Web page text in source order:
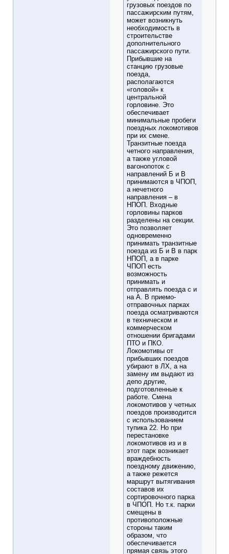
грузовых поездов по
пассажирским путям,
может возникнуть
необходимость в
строительстве
дополнительного
пассажирского пути.
Прибывшие на
станцию грузовые
поезда,
располагаются
«головой» к
центральной
горловине. Это
обеспечивает
минимальные пробеги
поездных локомотивов
при их смене.
Транзитные поезда
четного направления,
а также угловой
вагонопоток с
направлений Б и В
принимаются в ЧПОП,
а нечетного
направления – в
НПОП. Входные
горловины парков
разделены на секции.
Это позволяет
одновременно
принимать транзитные
поезда из Б и В в парк
НПОП, а в парке
ЧПОП есть
возможность
принимать и
отправлять поезда с и
на А. В приемо-
отправочных парках
поезда осматриваются
в техническом и
коммерческом
отношении бригадами
ПТО и ПКО.
Локомотивы от
прибывших поездов
убирают в ЛХ, а на
замену им выдают из
депо другие,
подготовленные к
работе. Смена
локомотивов у четных
поездов производится
с использованием
тупика 22. Но при
перестановке
локомотивов из и в
этот парк возникает
враждебность
поездному движению,
а также режется
маршрут вытягивания
составов их
сортировочного парка
в ЧПОП. Но т.к. парки
смещены в
противоположные
стороны таким
образом, что
обеспечивается
прямая связь этого